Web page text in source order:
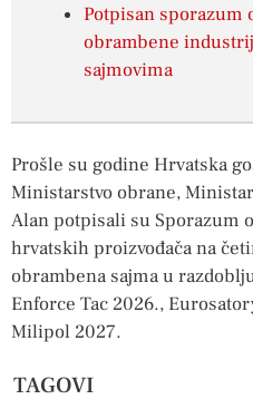
Potpisan sporazum
obrambene
sajmovima
Prošle su godine Hrvatska
Ministarstvo obrane,
Alan potpisali su Sporazum
hrvatskih proizvođača na
obrambena sajma u
Enforce Tac 2026.,
Milipol 2027.
TAGOVI